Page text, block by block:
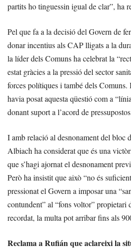
partits ho tinguessin igual de clar”, ha
Pel que fa a la decisió del Govern de
donar incentius als CAP lligats a la
la líder dels Comuns ha celebrat la
estat gràcies a la pressió del sector
forces polítiques i també dels Comuns.
havia posat aquesta qüestió com a
donant suport a l’acord de
I amb relació al desnonament del bloc
Albiach ha considerat que és una
que s’hagi ajornat el desnonament
Però ha insistit que això “no és
pressionat el Govern a imposar una
contundent” al “fons voltor” propietari
recordat, la multa pot arribar fins als
Reclama a Rufián que aclareixi la